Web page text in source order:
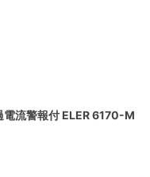
電流警報付 ELER 6170-M